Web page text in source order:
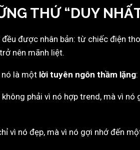
THỨ “DUY
được nhân bản: từ chiếc điện
nên mãnh liệt.
là một lời tuyên ngôn thầm lặng
phải vì nó hợp trend, mà vì
vì nó đẹp, mà vì nó gợi nhớ đến